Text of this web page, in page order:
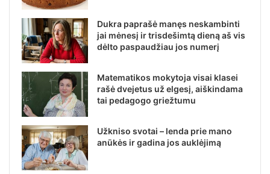
Dukra paprašė manęs neskambinti
jai mėnesį ir trisdešimtą dieną aš vis
dėlto paspaudžiau jos numerį
Matematikos mokytoja visai klasei
rašė dvejetus už elgesį, aiškindama
tai pedagogo griežtumu
Užkniso svotai – lenda prie mano
anūkės ir gadina jos auklėjimą